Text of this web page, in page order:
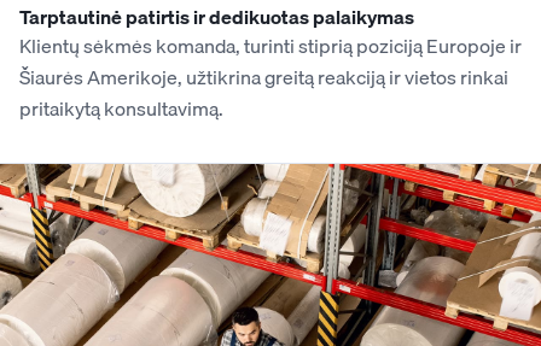
Tarptautinė patirtis ir dedikuotas palaikymas
Klientų sėkmės komanda, turinti stiprią poziciją Europoje ir
Šiaurės Amerikoje, užtikrina greitą reakciją ir vietos rinkai
pritaikytą konsultavimą.